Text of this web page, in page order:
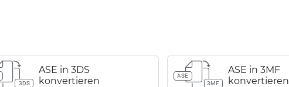
3DS
ASE in 3DS
konvertieren
ASE
3MF
ASE in 3MF
konvertieren